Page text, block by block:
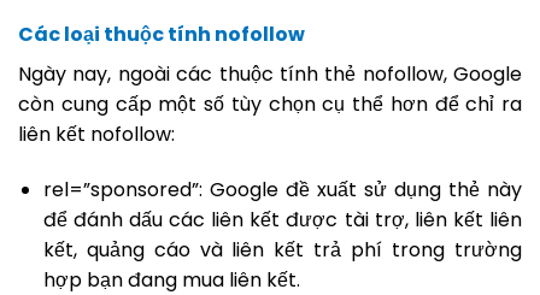
Các loại thuộc tính nofollow
Ngày nay, ngoài các thuộc tính thẻ nofollow, Google
còn cung cấp một số tùy chọn cụ thể hơn để chỉ ra
liên kết nofollow:
rel=”sponsored”: Google đề xuất sử dụng thẻ này
để đánh dấu các liên kết được tài trợ, liên kết liên
kết, quảng cáo và liên kết trả phí trong trường
hợp bạn đang mua liên kết.